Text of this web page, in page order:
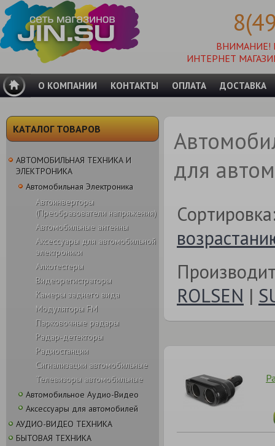
ВНИМАНИЕ!
ИНТЕРНЕТ
О КОМПАНИИ КОНТАКТЫ ОПЛАТА ДОСТАВКА
КАТАЛОГ ТОВАРОВ
АВТОМОБИЛЬНАЯ ТЕХНИКА И
ЭЛЕКТРОНИКА
Автомобильная Электроника
Автоинверторы
(Преобразователи напряжения)
Автомобильные антенны
Аксессуары для автомобильной
электроники
Алкотестеры
Видеорегистраторы
Камеры заднего вида
Модуляторы FM
Парковочные радары
Радар-детекторы
Радиостанции
Сигнализации автомобильные
Телевизоры автомобильные
Автомобильное Аудио-Видео
Аксессуары для автомобилей
АУДИО-ВИДЕО ТЕХНИКА
БЫТОВАЯ ТЕХНИКА
для
ROLSEN |